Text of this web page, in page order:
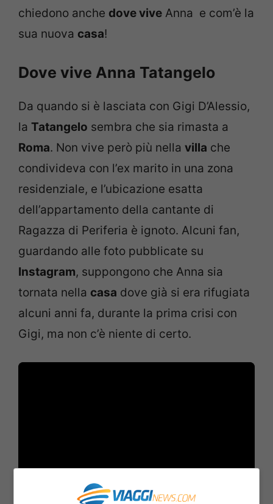
chiedono anche dove vive Anna e com’è la
sua nuova casa!
Dove vive Anna Tatangelo
Da quando si è lasciata con Gigi D’Alessio,
la Tatangelo sembra che sia rimasta a
Roma. Non vive però più nella villa che
condivideva con l’ex marito in una zona
residenziale, e l’ubicazione esatta
dell’appartamento della cantante di
Ragazza di Periferia è ignoto. Alcuni fan,
guardando alle foto pubblicate su
Instagram, suppongono che Anna sia
tornata nella casa dove già si era rifugiata
alcuni anni fa, durante la prima crisi con
Gigi, ma non c’è niente di certo.